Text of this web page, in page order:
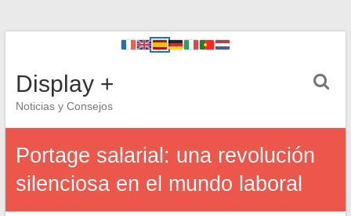
Display +
Noticias y Consejos
Portage salarial: una revolución
silenciosa en el mundo laboral